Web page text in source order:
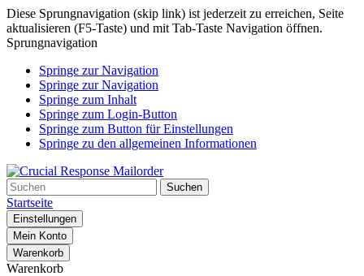
Diese Sprungnavigation (skip link) ist jederzeit zu erreichen, Seite
aktualisieren (F5-Taste) und mit Tab-Taste Navigation öffnen.
Sprungnavigation
Springe zur Navigation
Springe zur Navigation
Springe zum Inhalt
Springe zum Login-Button
Springe zum Button für Einstellungen
Springe zu den allgemeinen Informationen
Suchen
Startseite
Einstellungen
Mein Konto
Warenkorb
Warenkorb